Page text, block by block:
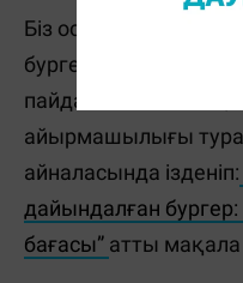
Біз осыған дейін
бургерлер туралы,
пайдасы мен зияны,
айырмашылығы
айналасында ізденіп:
дайындалған
бағасы” атты